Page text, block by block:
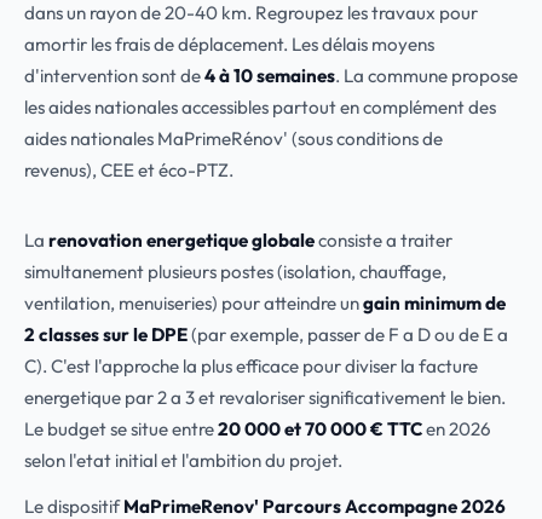
dans un rayon de 20-40 km. Regroupez les travaux pour
amortir les frais de déplacement. Les délais moyens
d'intervention sont de4 à 10 semaines. La commune propose
les aides nationales accessibles partout en complément des
aides nationales MaPrimeRénov' (sous conditions de
revenus), CEE et éco-PTZ.
La renovation energetique globaleconsiste a traiter
simultanement plusieurs postes (isolation, chauffage,
ventilation, menuiseries) pour atteindre ungain minimum de
2 classes sur le DPE(par exemple, passer de F a D ou de E a
C). C'est l'approche la plus efficace pour diviser la facture
energetique par 2 a 3 et revaloriser significativement le bien.
Le budget se situe entre20 000 et 70 000 € TTCen 2026
selon l'etat initial et l'ambition du projet.
Le dispositifMaPrimeRenov' Parcours Accompagne 2026